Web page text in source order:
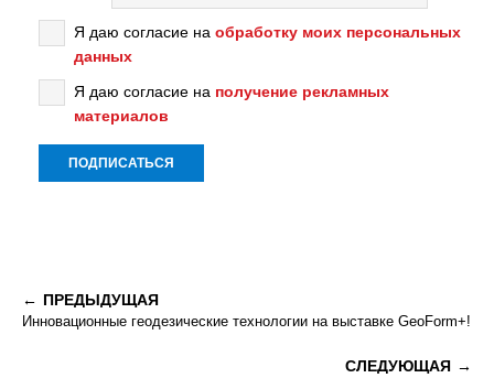
Я даю согласие на обработку моих персональных
данных
Я даю согласие на получение рекламных
материалов
ПРЕДЫДУЩАЯ
Инновационные геодезические технологии на выставке GeoForm+!
СЛЕДУЮЩАЯ